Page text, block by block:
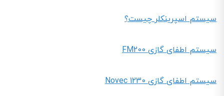
سیستم اسپرینکلر چیست؟
سیستم اطفای گازی FM200
سیستم اطفای گازی Novec 1230